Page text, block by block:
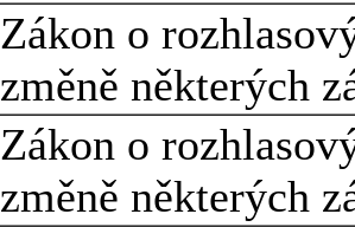
Zákon o
změně některých
Zákon o
změně některých